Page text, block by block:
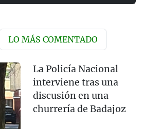
LO MÁS COMENTADO
La Policía Nacional
interviene tras una
discusión en una
churrería de Badajoz